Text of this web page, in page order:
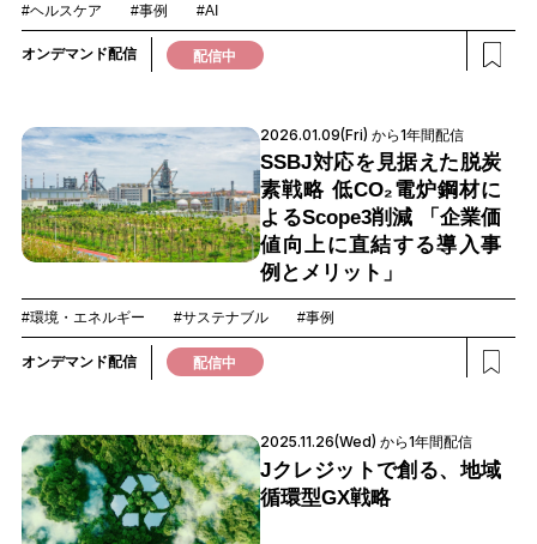
#ヘルスケア #事例 #AI
オンデマンド配信 配信中
2026.01.09(Fri) から1年間配信
SSBJ対応を見据えた脱炭
素戦略 低CO₂電炉鋼材に
よるScope3削減 「企業価
値向上に直結する導入事
例とメリット」
#環境・エネルギー #サステナブル #事例
オンデマンド配信 配信中
2025.11.26(Wed) から1年間配信
Jクレジットで創る、地域
循環型GX戦略